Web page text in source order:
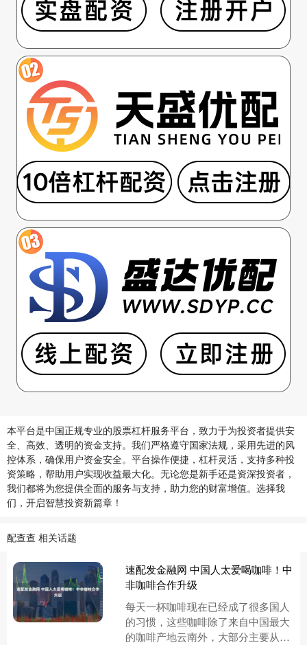
本平台是中国正规专业的股票杠杆服务平台，致力于为投资者提供安
全、高效、透明的资金支持。我们严格遵守国家法规，采用先进的风
控体系，确保用户资金安全。平台操作便捷，杠杆灵活，支持多种投
资策略，帮助用户实现收益最大化。无论您是新手还是资深投资者，
我们都将为您提供全面的服务与支持，助力您的财富增值。选择我
们，开启智慧投资新篇章！
配查查 相关话题
速配发金融网 中国人太爱喝咖啡！中
非咖啡合作升级
每天一杯咖啡现在已经成了很多国人
的习惯，这些咖啡除了来自中国最大
的咖啡产地云南外，大部分主要从巴